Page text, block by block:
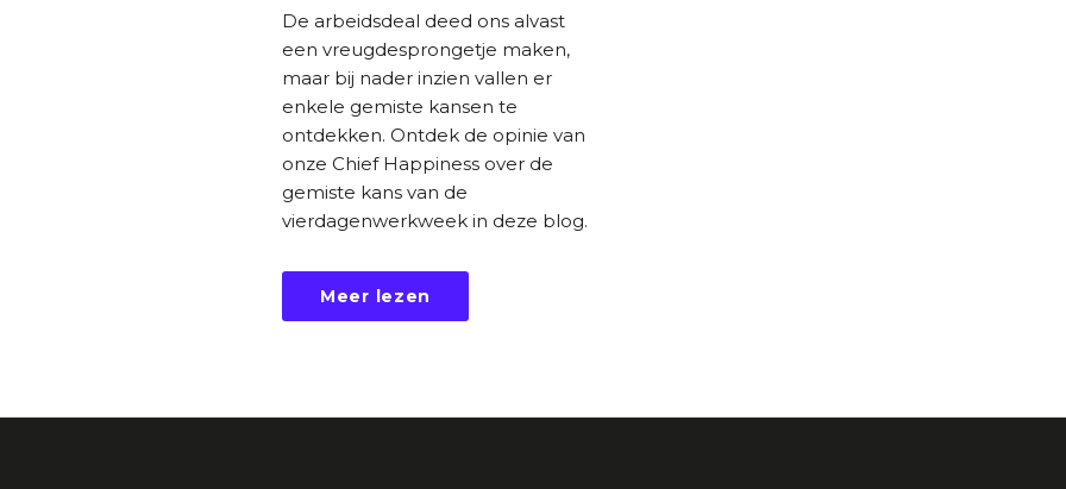
De arbeidsdeal deed ons alvast
een vreugdesprongetje maken,
maar bij nader inzien vallen er
enkele gemiste kansen te
ontdekken. Ontdek de opinie van
onze Chief Happiness over de
gemiste kans van de
vierdagenwerkweek in deze blog.
Meer lezen